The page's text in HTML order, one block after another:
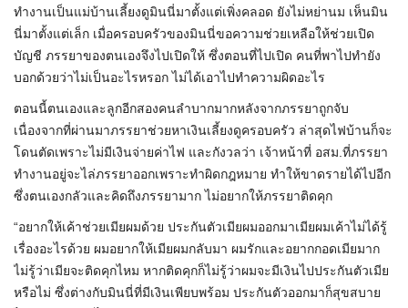
ทำงานเป็นแม่บ้านเลี้ยงดูมินนี่มาตั้งแต่เพิ่งคลอด ยังไม่หย่านม เห็นมิน
นี่มาตั้งแต่เล็ก เมื่อครอบครัวของมินนี่ขอความช่วยเหลือให้ช่วยเปิด
บัญชี ภรรยาของตนเองจึงไปเปิดให้ ซึ่งตอนที่ไปเปิด คนที่พาไปทำยัง
บอกด้วยว่าไม่เป็นอะไรหรอก ไม่ได้เอาไปทำความผิดอะไร
ตอนนี้ตนเองและลูกอีกสองคนลำบากมากหลังจากภรรยาถูกจับ
เนื่องจากที่ผ่านมาภรรยาช่วยหาเงินเลี้ยงดูครอบครัว ล่าสุดไฟบ้านก็จะ
โดนตัดเพราะไม่มีเงินจ่ายค่าไฟ และกังวลว่า เจ้าหน้าที่ อสม.ที่ภรรยา
ทำงานอยู่จะไล่ภรรยาออกเพราะทำผิดกฎหมาย ทำให้ขาดรายได้ไปอีก
ซึ่งตนเองกลัวและคิดถึงภรรยามาก ไม่อยากให้ภรรยาติดคุก
“อยากให้เค้าช่วยเมียผมด้วย ประกันตัวเมียผมออกมาเมียผมเค้าไม่ได้รู้
เรื่องอะไรด้วย ผมอยากให้เมียผมกลับมา ผมรักและอยากกอดเมียมาก
ไม่รู้ว่าเมียจะติดคุกไหม หากติดคุกก็ไม่รู้ว่าผมจะมีเงินไปประกันตัวเมีย
หรือไม่ ซึ่งต่างกับมินนี่ที่มีเงินเพียบพร้อม ประกันตัวออกมาก็สุขสบาย